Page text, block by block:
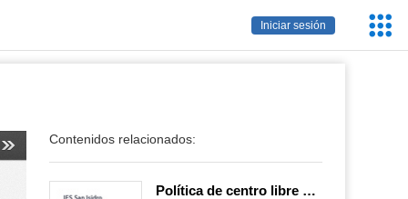
Iniciar sesión
Contenidos relacionados:
Política de centro libre de móviles